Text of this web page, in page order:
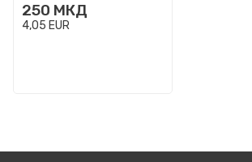
250 МКД
4,05 EUR